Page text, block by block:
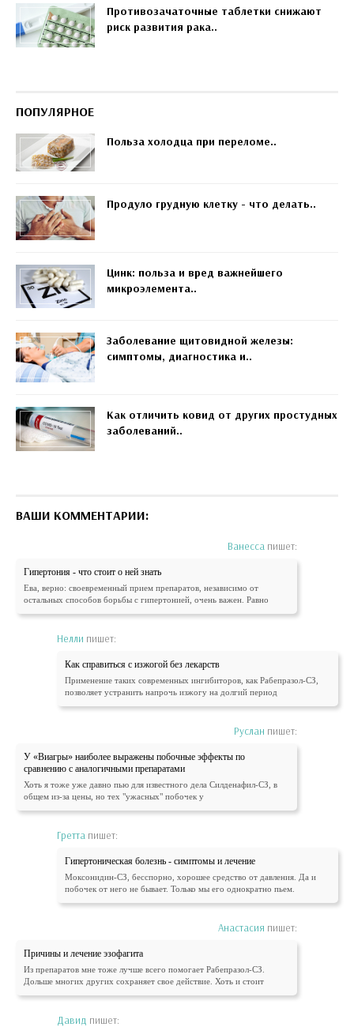
Противозачаточные таблетки снижают
риск развития рака..
ПОПУЛЯРНОЕ
Польза холодца при переломе..
Продуло грудную клетку - что делать..
Цинк: польза и вред важнейшего
микроэлемента..
Заболевание щитовидной железы:
симптомы, диагностика и..
Как отличить ковид от других простудных
заболеваний..
ВАШИ КОММЕНТАРИИ:
Ванесса пишет:
Гипертония - что стоит о ней знать
Ева, верно: своевременный прием препаратов, независимо от
остальных способов борьбы с гипертонией, очень важен. Равно
Нелли пишет:
Как справиться с изжогой без лекарств
Применение таких современных ингибиторов, как Рабепразол-СЗ,
позволяет устранить напрочь изжогу на долгий период
Руслан пишет:
У «Виагры» наиболее выражены побочные эффекты по
сравнению с аналогичными препаратами
Хоть я тоже уже давно пью для известного дела Силденафил-СЗ, в
общем из-за цены, но тех "ужасных" побочек у
Гретта пишет:
Гипертоническая болезнь - симптомы и лечение
Моксонидин-СЗ, бесспорно, хорошее средство от давления. Да и
побочек от него не бывает. Только мы его однократно пьем.
Анастасия пишет:
Причины и лечение эзофагита
Из препаратов мне тоже лучше всего помогает Рабепразол-СЗ.
Дольше многих других сохраняет свое действие. Хоть и стоит
Давид пишет: